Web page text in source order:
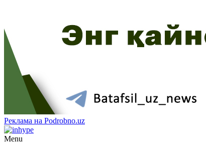
Реклама на Podrobno.uz
Menu